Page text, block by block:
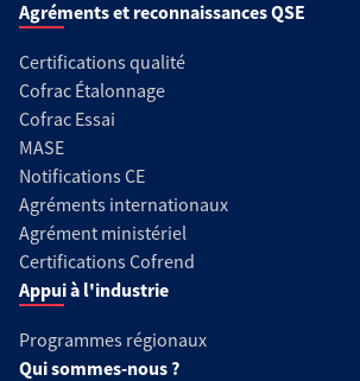
Agréments et reconnaissances QSE
Certifications qualité
Cofrac Étalonnage
Cofrac Essai
MASE
Notifications CE
Agréments internationaux
Agrément ministériel
Certifications Cofrend
Appui à l'industrie
Programmes régionaux
Qui sommes-nous ?